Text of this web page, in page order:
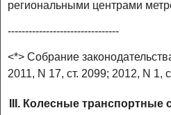
региональными центрами
--------------------------------
<*> Собрание
2011, N 17, ст. 2099; 2012, N 1,
III. Колесные